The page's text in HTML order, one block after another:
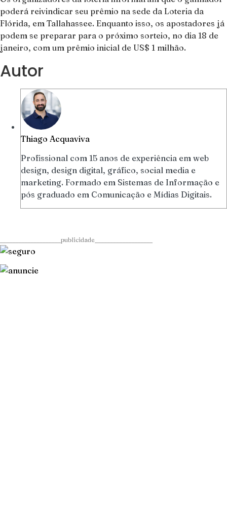
poderá reivindicar seu prêmio na sede da Loteria da
Flórida, em Tallahassee. Enquanto isso, os apostadores já
podem se preparar para o próximo sorteio, no dia 18 de
janeiro, com um prêmio inicial de US$ 1 milhão.
Autor
Thiago Acquaviva
Profissional com 15 anos de experiência em web
design, design digital, gráfico, social media e
marketing. Formado em Sistemas de Informação e
pós graduado em Comunicação e Mídias Digitais.
____________________publicidade___________________